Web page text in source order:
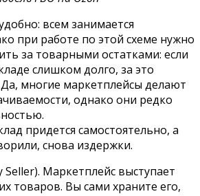
всем занимается
при работе по этой схеме нужно
за товарными остатками: если
слишком долго, за это
многие маркетплейсы делают
однако они редко
придется самостоятельно, а
снова издержки.
Seller). Маркетплейс выступает
товаров. Вы сами храните его,